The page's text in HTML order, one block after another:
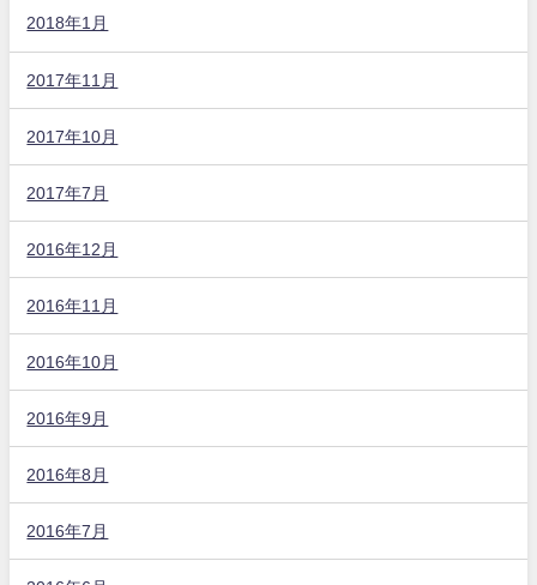
2018年1月
2017年11月
2017年10月
2017年7月
2016年12月
2016年11月
2016年10月
2016年9月
2016年8月
2016年7月